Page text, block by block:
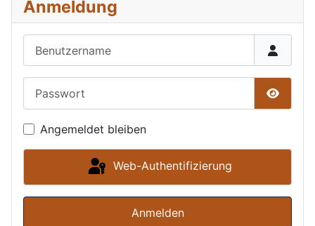
Anmeldung
Angemeldet bleiben
Web-Authentifizierung
Anmelden